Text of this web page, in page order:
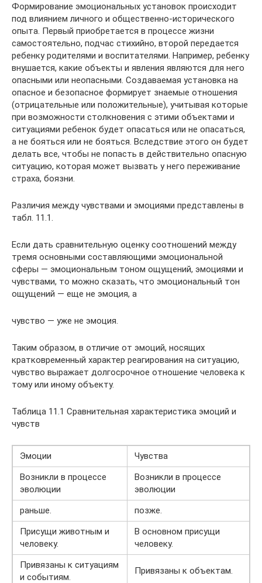
Формирование эмоциональных установок происходит
под влиянием личного и общественно-исторического
опыта. Первый приобретается в процессе жизни
самостоятельно, подчас стихийно, второй передается
ребенку родителями и воспитателями. Например, ребенку
внушается, какие объекты и явления являются для него
опасными или неопасными. Создаваемая установка на
опасное и безопасное формирует знаемые отношения
(отрицательные или положительные), учитывая которые
при возможности столкновения с этими объектами и
ситуациями ребенок будет опасаться или не опасаться,
а не бояться или не бояться. Вследствие этого он будет
делать все, чтобы не попасть в действительно опасную
ситуацию, которая может вызвать у него переживание
страха, боязни.
Различия между чувствами и эмоциями представлены в
табл. 11.1.
Если дать сравнительную оценку соотношений между
тремя основными составляющими эмоциональной
сферы — эмоциональным тоном ощущений, эмоциями и
чувствами, то можно сказать, что эмоциональный тон
ощущений — еще не эмоция, а
чувство — уже не эмоция.
Таким образом, в отличие от эмоций, носящих
кратковременный характер реагирования на ситуацию,
чувство выражает долгосрочное отношение человека к
тому или иному объекту.
Таблица 11.1 Сравнительная характеристика эмоций и
чувств
Эмоции
Чувства
Возникли в процессе
эволюции
Возникли в процессе
эволюции
раньше.
позже.
Присущи животным и
человеку.
В основном присущи
человеку.
Привязаны к ситуациям
и событиям.
Привязаны к объектам.